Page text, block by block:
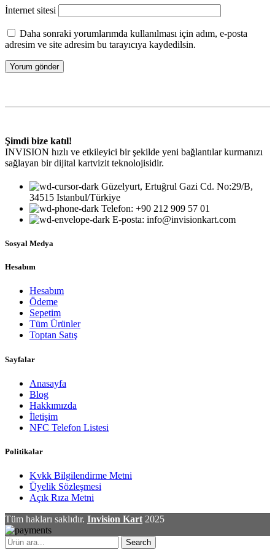
İnternet sitesi
Daha sonraki yorumlarımda kullanılması için adım, e-posta
adresim ve site adresim bu tarayıcıya kaydedilsin.
Şimdi bize katıl!
INVISION hızlı ve etkileyici bir şekilde yeni bağlantılar kurmanızı
sağlayan bir dijital kartvizit teknolojisidir.
Güzelyurt, Ertuğrul Gazi Cd. No:29/B,
34515 Istanbul/Türkiye
Telefon: +90 212 909 57 01
E-posta: info@invisionkart.com
Sosyal Medya
Hesabım
Hesabım
Ödeme
Sepetim
Tüm Ürünler
Toptan Satış
Sayfalar
Anasayfa
Blog
Hakkımızda
İletişim
NFC Telefon Listesi
Politikalar
Kvkk Bilgilendirme Metni
Üyelik Sözleşmesi
Açık Rıza Metni
Tüm hakları saklıdır. Invision Kart 2025
Search